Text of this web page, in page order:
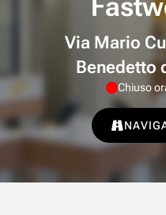
Via Mario
Benedetto
Chiuso